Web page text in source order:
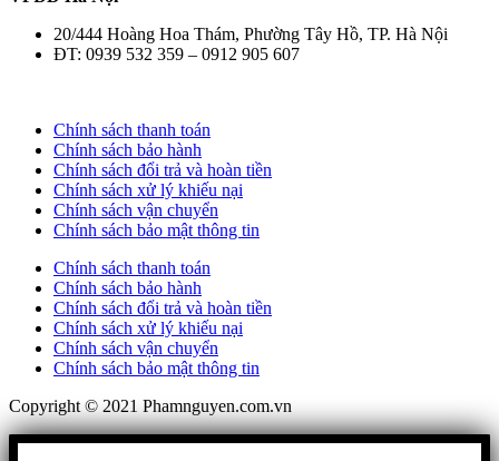
20/444 Hoàng Hoa Thám, Phường Tây Hồ, TP. Hà Nội
ĐT: 0939 532 359 – 0912 905 607
Chính sách thanh toán
Chính sách bảo hành
Chính sách đổi trả và hoàn tiền
Chính sách xử lý khiếu nại
Chính sách vận chuyển
Chính sách bảo mật thông tin
Chính sách thanh toán
Chính sách bảo hành
Chính sách đổi trả và hoàn tiền
Chính sách xử lý khiếu nại
Chính sách vận chuyển
Chính sách bảo mật thông tin
Copyright © 2021 Phamnguyen.com.vn